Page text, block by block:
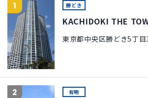
1 勝どき
KACHIDOKI THE
東京都中央区勝どき5丁
2 有明